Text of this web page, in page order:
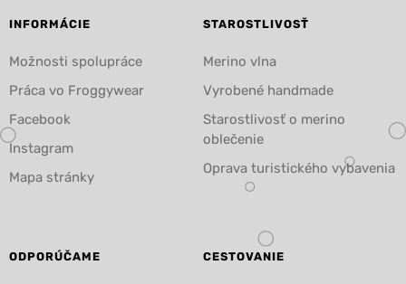
INFORMÁCIE
Možnosti spolupráce
Práca vo Froggywear
Facebook
Instagram
Mapa stránky
STAROSTLIVOSŤ
Merino vlna
Vyrobené handmade
Starostlivosť o merino
oblečenie
Oprava turistického vybavenia
ODPORÚČAME CESTOVANIE